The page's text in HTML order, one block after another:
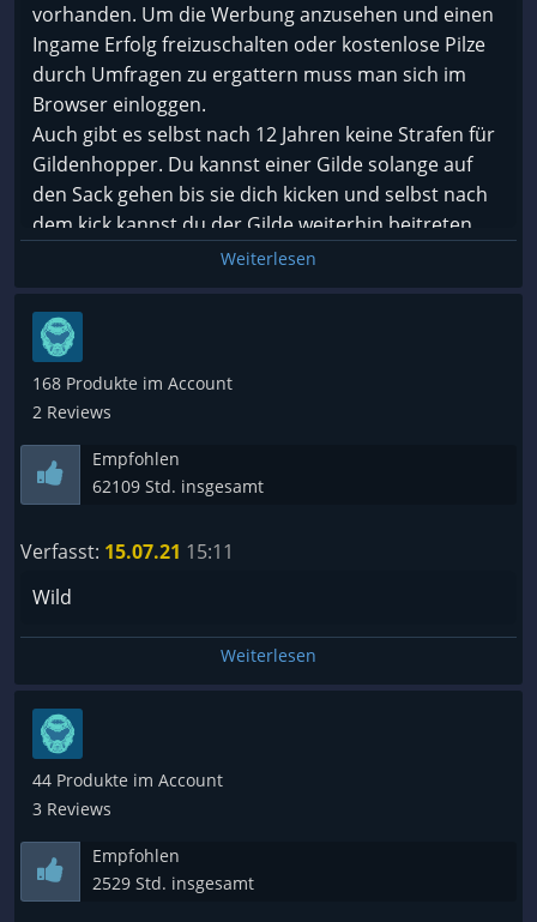
vorhanden. Um die Werbung anzusehen und einen
Ingame Erfolg freizuschalten oder kostenlose Pilze
durch Umfragen zu ergattern muss man sich im
Browser einloggen.
Auch gibt es selbst nach 12 Jahren keine Strafen für
Gildenhopper. Du kannst einer Gilde solange auf
den Sack gehen bis sie dich kicken und selbst nach
dem kick kannst du der Gilde weiterhin beitreten.
Weiterlesen
168 Produkte im Account
2 Reviews
Empfohlen
62109 Std. insgesamt
Verfasst: 15.07.21 15:11
Wild
Weiterlesen
44 Produkte im Account
3 Reviews
Empfohlen
2529 Std. insgesamt